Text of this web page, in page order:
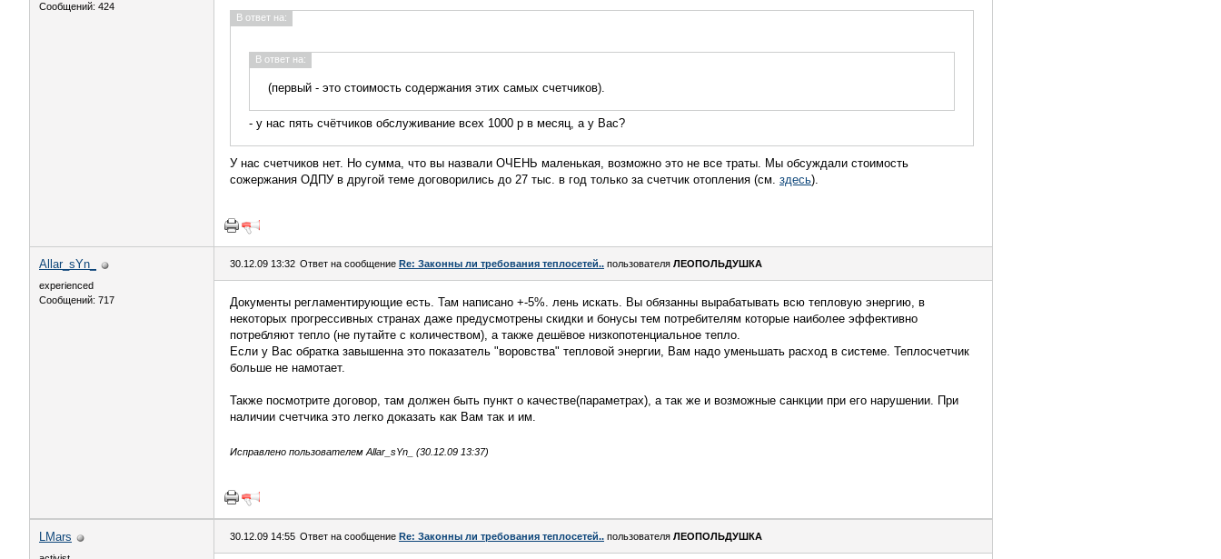
Сообщений: 424
В ответ на:
В ответ на:
(первый - это стоимость содержания этих самых счетчиков).
- у нас пять счётчиков обслуживание всех 1000 р в месяц, а у Вас?
У нас счетчиков нет. Но сумма, что вы назвали ОЧЕНЬ маленькая, возможно это не все траты. Мы обсуждали стоимость
сожержания ОДПУ в другой теме договорились до 27 тыс. в год только за счетчик отопления (см. здесь).
Allar_sYn_
experienced
Сообщений: 717
30.12.09 13:32 Ответ на сообщение Re: Законны ли требования теплосетей.. пользователя ЛЕОПОЛЬДУШКА
Документы регламентирующие есть. Там написано +-5%. лень искать. Вы обязанны вырабатывать всю тепловую энергию, в
некоторых прогрессивных странах даже предусмотрены скидки и бонусы тем потребителям которые наиболее эффективно
потребляют тепло (не путайте с количеством), а также дешёвое низкопотенциальное тепло.
Если у Вас обратка завышенна это показатель "воровства" тепловой энергии, Вам надо уменьшать расход в системе. Теплосчетчик
больше не намотает.
Также посмотрите договор, там должен быть пункт о качестве(параметрах), а так же и возможные санкции при его нарушении. При
наличии счетчика это легко доказать как Вам так и им.
Исправлено пользователем Allar_sYn_ (30.12.09 13:37)
LMars 30.12.09 14:55 Ответ на сообщение Re: Законны ли требования теплосетей.. пользователя ЛЕОПОЛЬДУШКА